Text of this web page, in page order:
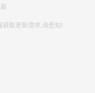
取更新需求,请悉知!